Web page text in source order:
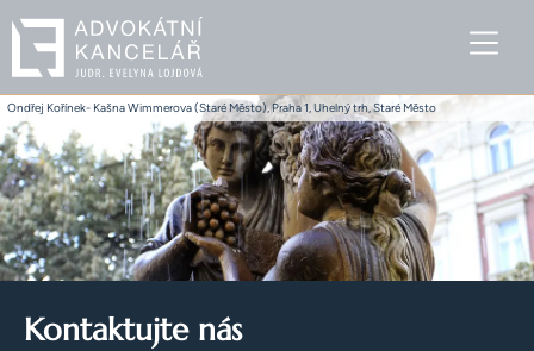
Ondřej Kořínek- Kašna Wimmerova (Staré Město), Praha 1, Uhelný trh, Staré Město
Kontaktujte nás